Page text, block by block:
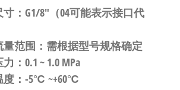
寸​​：G1/8″（04可能表示接口代
量范围​ ​：需根据型号规格确定
力​ ​：0.1 ~ 1.0 MPa
度​​：-5℃ ~+60℃